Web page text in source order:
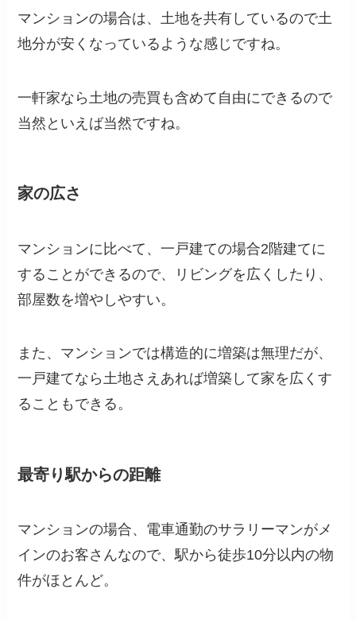
マンションの場合は、土地を共有しているので土
地分が安くなっているような感じですね。
一軒家なら土地の売買も含めて自由にできるので
当然といえば当然ですね。
家の広さ
マンションに比べて、一戸建ての場合2階建てに
することができるので、リビングを広くしたり、
部屋数を増やしやすい。
また、マンションでは構造的に増築は無理だが、
一戸建てなら土地さえあれば増築して家を広くす
ることもできる。
最寄り駅からの距離
マンションの場合、電車通勤のサラリーマンがメ
インのお客さんなので、駅から徒歩10分以内の物
件がほとんど。